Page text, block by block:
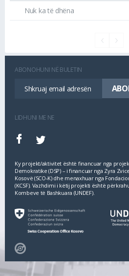
Nuk ka të dhëna
ABONOHUNI NË BULETIN
LIDHUNI ME NE
Ky projekt/aktivitet është financuar nga
Demokratike (DSP) – i financuar nga Zyra
Kosovë (SCO‐K) dhe menaxhuar nga
(KCSF). Vazhdimi i këtij projekti është
Kombeve të Bashkuara (UNDEF).